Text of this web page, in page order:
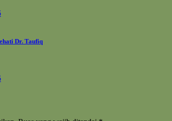
Dr. Taufiq